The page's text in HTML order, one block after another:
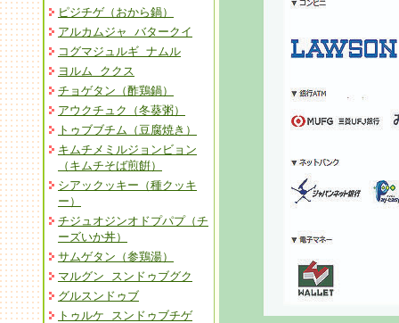
ピジチゲ（おから鍋）
アルカムジャ バタークイ
コグマジュルギ ナムル
ヨルム ククス
チョゲタン（酢鶏鍋）
アウクチュク（冬葵粥）
トゥブブチム（豆腐焼き）
キムチメミルジョンビョン
（キムチそば煎餠）
シアックッキー（種クッキ
ー）
チジュオジンオドプパプ（チ
ーズいか丼）
サムゲタン（参鶏湯）
マルグン スンドゥブグク
グルスンドゥブ
トゥルケ スンドゥブチゲ